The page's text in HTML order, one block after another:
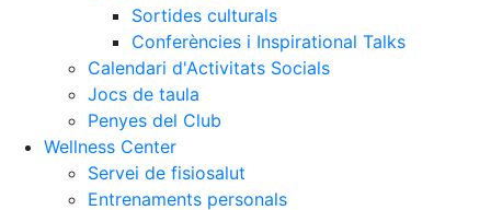
Sortides culturals
Conferències i Inspirational Talks
Calendari d'Activitats Socials
Jocs de taula
Penyes del Club
Wellness Center
Servei de fisiosalut
Entrenaments personals